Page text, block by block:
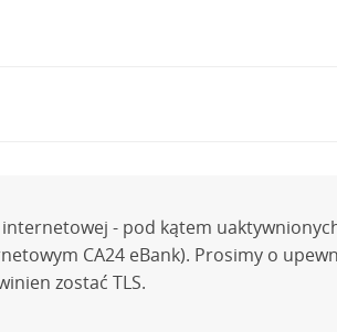
SSL– zaznacz:Sprawdź datę
Chrome nastronie producenta
konfigurację IE.
- pod kątem
CA24 eBank). Prosimy o
zostać TLS.